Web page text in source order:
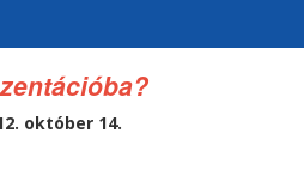
október 14.